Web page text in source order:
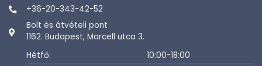
+36-20-343-42-52
Bolt és átvételi pont
1162. Budapest, Marcell utca 3.
Hétfő:
10:00-18:00